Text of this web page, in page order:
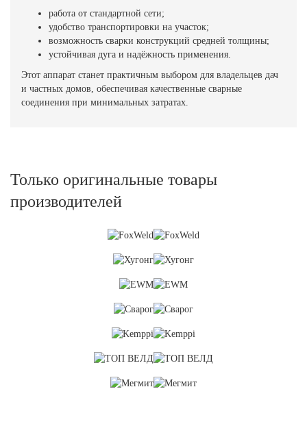
работа от стандартной сети;
удобство транспортировки на участок;
возможность сварки конструкций средней толщины;
устойчивая дуга и надёжность применения.
Этот аппарат станет практичным выбором для владельцев дач
и частных домов, обеспечивая качественные сварные
соединения при минимальных затратах.
Только оригинальные товары
производителей